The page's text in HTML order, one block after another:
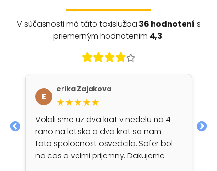
V súčasnosti má táto taxislužba 36 hodnotení s
priemerným hodnotením 4,3.
E
erika Zajakova
★★★★★
Volali sme uz dva krat v nedelu na 4
rano na letisko a dva krat sa nam
tato spolocnost osvedcila. Sofer bol
na cas a velmi prijemny. Dakujeme